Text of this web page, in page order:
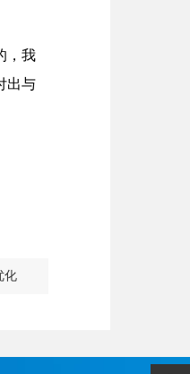
，我
出与
化